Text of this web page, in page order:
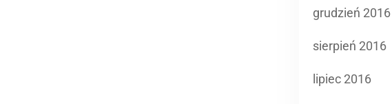
grudzień 2016
sierpień 2016
lipiec 2016